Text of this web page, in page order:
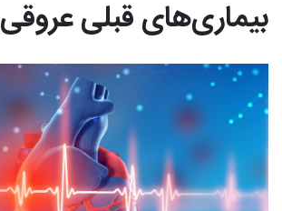
بیماری‌های قبلی عروقی